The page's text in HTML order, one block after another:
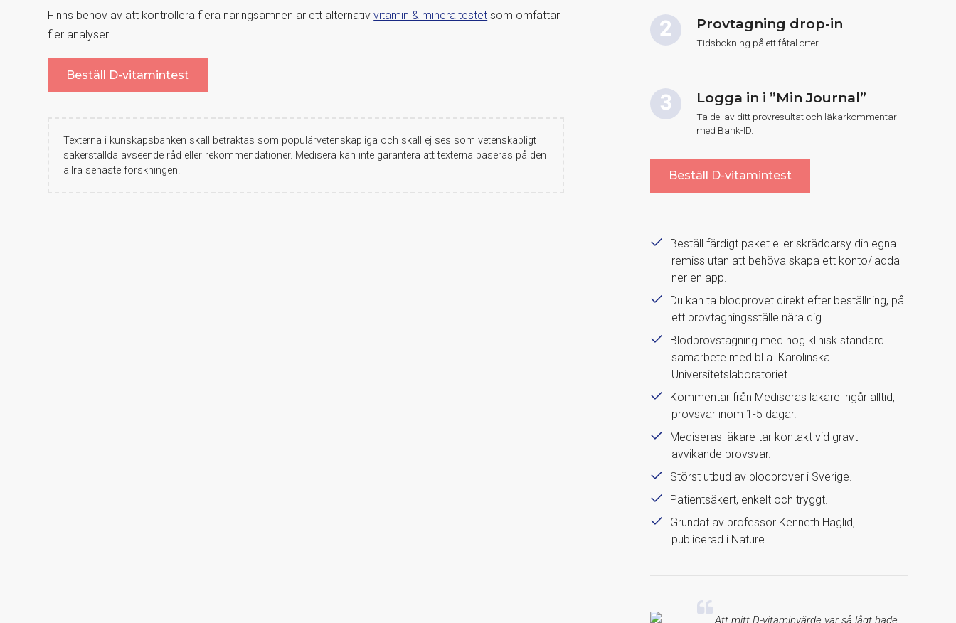
Finns behov av att kontrollera flera näringsämnen är ett alternativvitamin & mineraltestet som omfattar
fler analyser.
Beställ D-vitamintest
Texterna i kunskapsbanken skall betraktas som populärvetenskapliga och skall ej ses som vetenskapligt
säkerställda avseende råd eller rekommendationer. Medisera kan inte garantera att texterna baseras på den
allra senaste forskningen.
Provtagning drop-in
Tidsbokning på ett fåtal orter.
Logga in i ”Min Journal”
Ta del av ditt provresultat och läkarkommentar
med Bank-ID.
Beställ D-vitamintest
Beställ färdigt paket eller skräddarsy din egna
remiss utan att behöva skapa ett konto/ladda
ner en app.
Du kan ta blodprovet direkt efter beställning, på
ett provtagningsställe nära dig.
Blodprovstagning med hög klinisk standard i
samarbete med bl.a. Karolinska
Universitetslaboratoriet.
Kommentar från Mediseras läkare ingår alltid,
provsvar inom 1-5 dagar.
Mediseras läkare tar kontakt vid gravt
avvikande provsvar.
Störst utbud av blodprover i Sverige.
Patientsäkert, enkelt och tryggt.
Grundat av professor Kenneth Haglid,
publicerad i Nature.
Att mitt D-vitaminvärde var så lågt hade